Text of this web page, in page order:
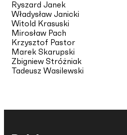
Ryszard Janek
Władysław Janicki
Witold Krasuski
Mirosław Pach
Krzysztof Pastor
Marek Skarupski
Zbigniew Stróżniak
Tadeusz Wasilewski